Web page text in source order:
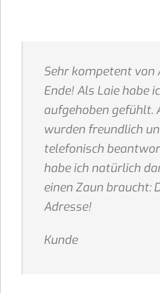
Sehr kompetent von
Ende! Als Laie habe
aufgehoben gefühlt.
wurden freundlich
telefonisch
habe ich natürlich
einen Zaun braucht:
Adresse!
Kunde